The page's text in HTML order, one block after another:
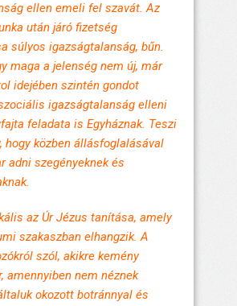
ellen emeli fel szavát. Az
után járó fizetség
súlyos igazságtalanság, bűn.
maga a jelenség nem új, már
idejében szintén gondot
igazságtalanság elleni
feladata is Egyháznak. Teszi
hogy közben állásfoglalásával
adni szegényeknek és
az Úr Jézus tanítása, amely
szakaszban elhangzik. A
szól, akikre kemény
amennyiben nem néznek
okozott botránnyal és